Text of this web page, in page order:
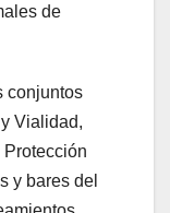
de
conjuntos
Vialidad,
Protección
y bares del